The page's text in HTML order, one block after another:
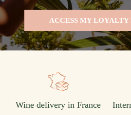
ACCESS MY LOYALTY
Wine delivery in France